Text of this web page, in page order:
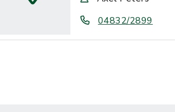
04832/2899